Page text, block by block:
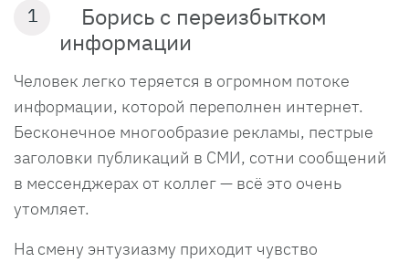
1
Борись с переизбытком
информации
Человек легко теряется в огромном потоке
информации, которой переполнен интернет.
Бесконечное многообразие рекламы, пестрые
заголовки публикаций в СМИ, сотни сообщений
в мессенджерах от коллег — всё это очень
утомляет.
На смену энтузиазму приходит чувство